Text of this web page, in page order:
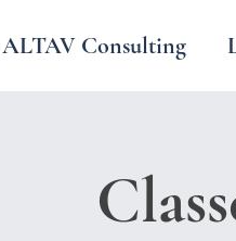
ALTAV Consulting